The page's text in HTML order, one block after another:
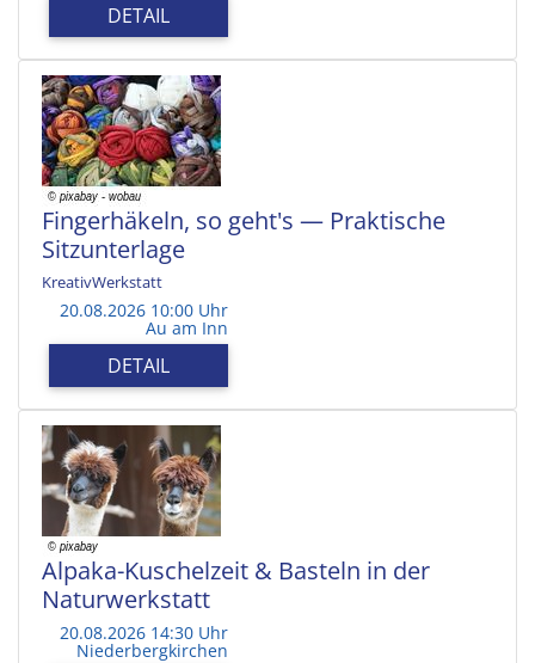
DETAIL
Fingerhäkeln, so geht's — Praktische
Sitzunterlage
KreativWerkstatt
20.08.2026 10:00 Uhr
Au am Inn
DETAIL
Alpaka-Kuschelzeit & Basteln in der
Naturwerkstatt
20.08.2026 14:30 Uhr
Niederbergkirchen